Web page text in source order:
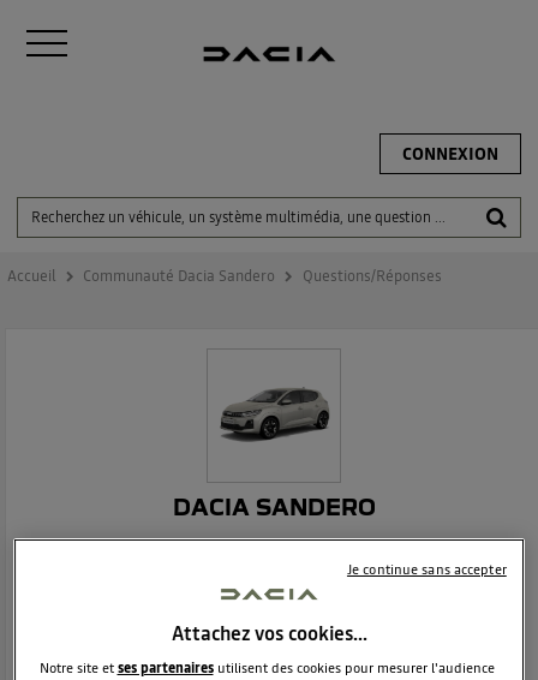
CONNEXION
Accueil Communauté Dacia Sandero Questions/Réponses
DACIA SANDERO
CITADINE DACIA
Voir la description
Dacia Sandero - La berline moderne et attractive
Attachez vos cookies…
Notre site etses partenairesutilisent des cookies pour mesurer l'audience
Je continue sans accepter